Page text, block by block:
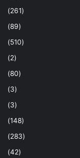
(261)
(89)
(510)
(2)
(80)
(3)
(3)
(148)
(283)
(42)